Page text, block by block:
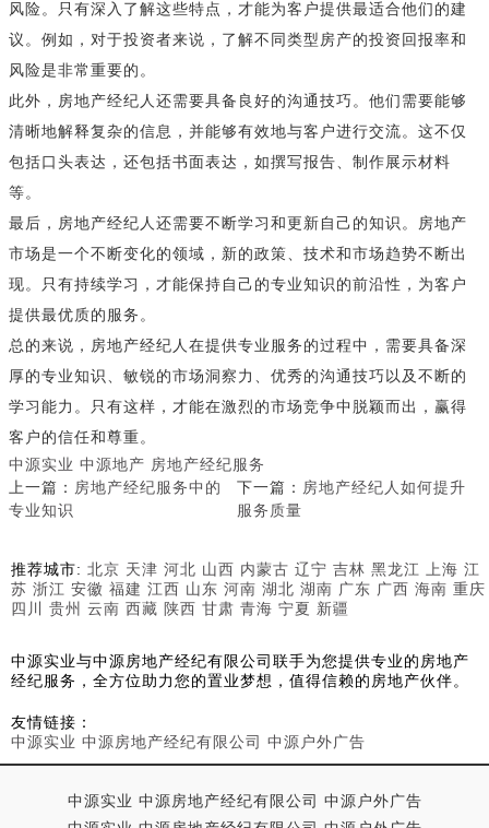
风险。只有深入了解这些特点，才能为客户提供最适合他们的建
议。例如，对于投资者来说，了解不同类型房产的投资回报率和
风险是非常重要的。
此外，房地产经纪人还需要具备良好的沟通技巧。他们需要能够
清晰地解释复杂的信息，并能够有效地与客户进行交流。这不仅
包括口头表达，还包括书面表达，如撰写报告、制作展示材料
等。
最后，房地产经纪人还需要不断学习和更新自己的知识。房地产
市场是一个不断变化的领域，新的政策、技术和市场趋势不断出
现。只有持续学习，才能保持自己的专业知识的前沿性，为客户
提供最优质的服务。
总的来说，房地产经纪人在提供专业服务的过程中，需要具备深
厚的专业知识、敏锐的市场洞察力、优秀的沟通技巧以及不断的
学习能力。只有这样，才能在激烈的市场竞争中脱颖而出，赢得
客户的信任和尊重。
中源实业 中源地产 房地产经纪服务
上一篇： 房地产经纪服务中的
专业知识
下一篇： 房地产经纪人如何提升
服务质量
推荐城市: 北京 天津 河北 山西 内蒙古 辽宁 吉林 黑龙江 上海 江
苏 浙江 安徽 福建 江西 山东 河南 湖北 湖南 广东 广西 海南 重庆
四川
贵州 云南 西藏 陕西 甘肃 青海 宁夏 新疆
中源实业与中源房地产经纪有限公司联手为您提供专业的房地产
经纪服务，全方位助力您的置业梦想，值得信赖的房地产伙伴。
友情链接：
中源实业 中源房地产经纪有限公司 中源户外广告
中源实业 中源房地产经纪有限公司 中源户外广告